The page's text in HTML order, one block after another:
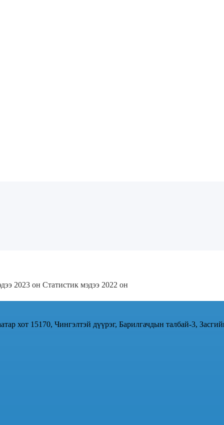
2023 он Статистик мэдээ 2022 он
хот 15170, Чингэлтэй дүүрэг, Барилгачдын талбай-3,